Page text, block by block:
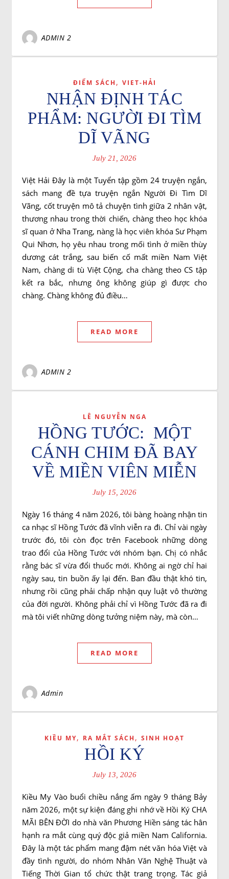
ADMIN 2
ĐIỂM SÁCH , VIET-HẢI
NHẬN ĐỊNH TÁC
PHẨM: NGƯỜI ĐI TÌM
DĨ VÃNG
July 21, 2026
Việt Hải Đây là một Tuyển tập gồm 24 truyện ngắn,
sách mang đề tựa truyện ngắn Người Đi Tìm Dĩ
Vãng, cốt truyện mô tả chuyện tình giữa 2 nhân vật,
thương nhau trong thời chiến, chàng theo học khóa
sĩ quan ở Nha Trang, nàng là học viên khóa Sư Phạm
Qui Nhơn, họ yêu nhau trong mối tình ở miền thùy
dương cát trắng, sau biến cố mất miền Nam Việt
Nam, chàng di tù Việt Cộng, cha chàng theo CS tập
kết ra bắc, nhưng ông không giúp gì được cho
chàng. Chàng không đủ điều…
READ MORE
ADMIN 2
LÊ NGUYỄN NGA
HỒNG TƯỚC: MỘT
CÁNH CHIM ĐÃ BAY
VỀ MIỀN VIÊN MIỄN
July 15, 2026
Ngày 16 tháng 4 năm 2026, tôi bàng hoàng nhận tin
ca nhạc sĩ Hồng Tước đã vĩnh viễn ra đi. Chỉ vài ngày
trước đó, tôi còn đọc trên Facebook những dòng
trao đổi của Hồng Tước với nhóm bạn. Chị có nhắc
rằng bác sĩ vừa đổi thuốc mới. Không ai ngờ chỉ hai
ngày sau, tin buồn ấy lại đến. Ban đầu thật khó tin,
nhưng rồi cũng phải chấp nhận quy luật vô thường
của đời người. Không phải chỉ vì Hồng Tước đã ra đi
mà tôi viết những dòng tưởng niệm này, mà còn…
READ MORE
Admin
KIỀU MY, RA MẮT SÁCH , SINH HOẠT
HỒI KÝ
July 13, 2026
Kiều My Vào buổi chiều nắng ấm ngày 9 tháng Bảy
năm 2026, một sự kiện đáng ghi nhớ về Hồi Ký CHA
MÃI BÊN ĐỜI do nhà văn Phương Hiền sáng tác hân
hạnh ra mắt cùng quý độc giả miền Nam California.
Đây là một tác phẩm mang đậm nét văn hóa Việt và
đầy tình người, do nhóm Nhân Văn Nghệ Thuật và
Tiếng Thời Gian tổ chức thật trang trọng. Tác giả